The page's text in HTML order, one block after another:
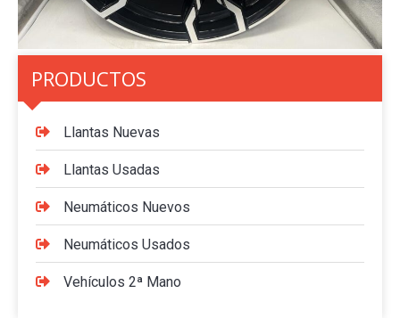
PRODUCTOS
Llantas Nuevas
Llantas Usadas
Neumáticos Nuevos
Neumáticos Usados
Vehículos 2ª Mano